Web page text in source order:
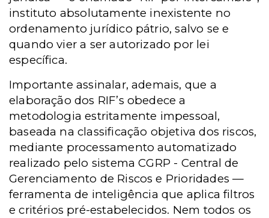
instituto absolutamente inexistente no
ordenamento jurídico pátrio, salvo se e
quando vier a ser autorizado por lei
específica.
Importante assinalar, ademais, que a
elaboração dos RIF’s obedece a
metodologia estritamente impessoal,
baseada na classificação objetiva dos riscos,
mediante processamento automatizado
realizado pelo sistema CGRP - Central de
Gerenciamento de Riscos e Prioridades —
ferramenta de inteligência que aplica filtros
e critérios pré-estabelecidos. Nem todos os